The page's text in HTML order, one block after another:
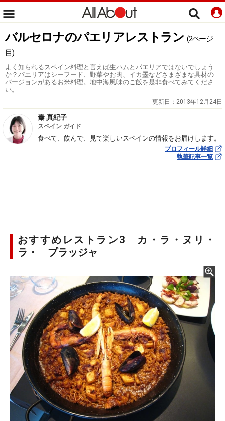
バルセロナのパエリアレストラン (2ページ
目)
よく知られるスペイン料理と言えば生ハムとパエリアではないでしょう
か？パエリアはシーフード、野菜やお肉、イカ墨などさまざまな具材の
バージョンがあるお米料理。地中海風味のご飯を是非食べてみてくださ
い。
更新日： 2013年12月24日
秦 真紀子
スペイン ガイド
食べて、飲んで、見て楽しいスペインの情報をお届けします。
プロフィール詳細
執筆記事一覧
おすすめレストラン3 カ・ラ・ヌリ・
ラ・ プラッジャ